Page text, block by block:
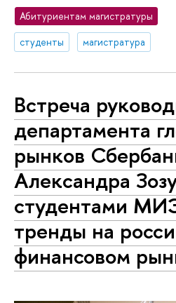
Абитуриентам магистратуры
студенты
магистратура
Встреча
департамента
рынков
Александра
студентами
тренды на
финансовом